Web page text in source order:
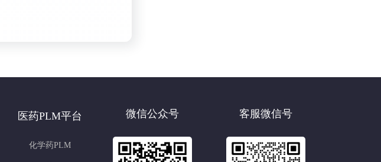
医药PLM平台
化学药PLM
微信公众号 客服微信号